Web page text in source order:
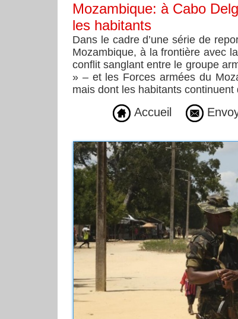
Mozambique: à Cabo
les habitants
Dans le cadre d’une série de
Mozambique, à la frontière avec
conflit sanglant entre le groupe
» – et les Forces armées du
mais dont les habitants continuent
Accueil